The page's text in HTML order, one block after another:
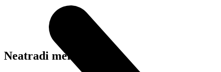
Neatradi meklēto?